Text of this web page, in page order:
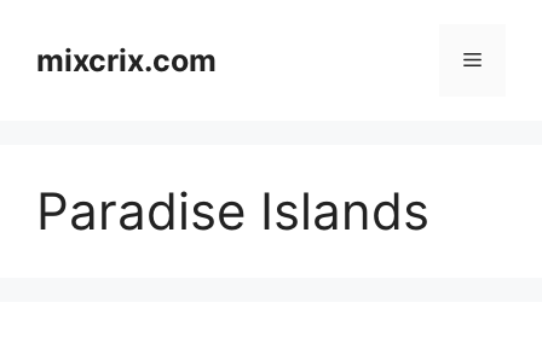
contentmixcrix.com Menu
Paradise Islands